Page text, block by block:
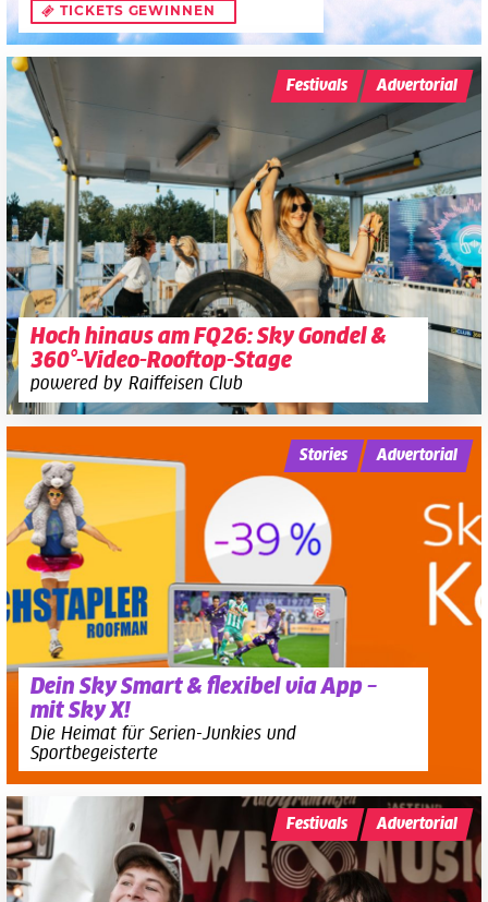
TICKETS GEWINNEN
Hoch hinaus am FQ26: Sky Gondel &
360°-Video-Rooftop-Stage
powered by Raiffeisen Club
Festivals Advertorial
Dein Sky Smart & flexibel via App –
mit Sky X!
Die Heimat für Serien-Junkies und
Sportbegeisterte
Stories Advertorial
Festivals Advertorial